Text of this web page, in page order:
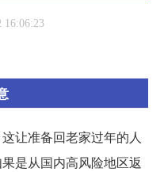
16:06:23
让准备回老家过年的人
是从国内高风险地区返